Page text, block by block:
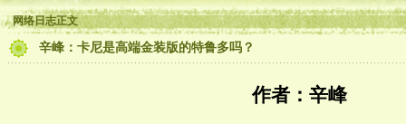
网络日志正文
辛峰：卡尼是高端金装版的特鲁多吗？
作者：辛峰